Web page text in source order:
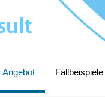
Angebot Fallbeispiele